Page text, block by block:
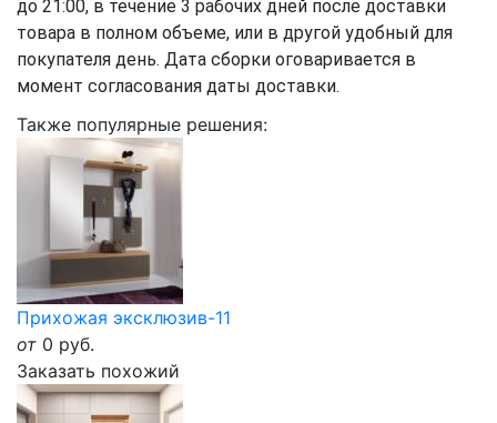
до 21:00, в течение 3 рабочих дней после доставки
товара в полном объеме, или в другой удобный для
покупателя день. Дата сборки оговаривается в
момент согласования даты доставки.
Также популярные решения:
Прихожая эксклюзив-11
от 0 руб.
Заказать похожий